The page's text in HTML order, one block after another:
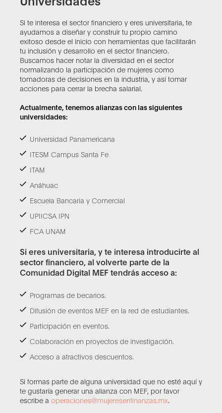
Si te interesa el sector financiero y eres universitaria, te
ayudamos a diseñar y construir tu propio camino
exitoso desde el inicio con herramientas que facilitarán
tu inclusión y desarrollo en el sector financiero.
Buscamos hacer notar la diversidad en el sector
normalizando la participación de mujeres como
tomadoras de decisiones en la industria, y así tomar
acciones para cerrar la brecha salarial.
Actualmente, tenemos alianzas con las siguientes
universidades:
Universidad Panamericana
ITESM Campus Santa Fe
ITAM
Anáhuac
Escuela Bancaria y Comercial
UPIICSA IPN
FCA UNAM
Si eres universitaria, y te interesa introducirte al
sector financiero, al volverte parte de la
Comunidad Digital MEF tendrás acceso a:
Programas de becarios.
Difusión de eventos MEF en la red de estudiantes.
Participación en eventos.
Colaboración en proyectos de investigación.
Acceso a atractivos descuentos.
Si formas parte de alguna universidad que no esté aquí y
te gustaría generar una alianza con MEF, por favor
escribe a operaciones@mujeresenfinanzas.mx.